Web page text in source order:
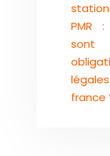
PMR :
france